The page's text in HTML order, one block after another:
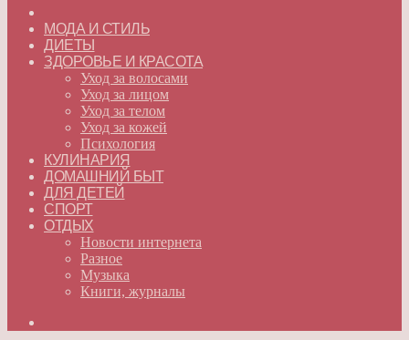
МОДА И СТИЛЬ
ДИЕТЫ
ЗДОРОВЬЕ И КРАСОТА
Уход за волосами
Уход за лицом
Уход за телом
Уход за кожей
Психология
КУЛИНАРИЯ
ДОМАШНИЙ БЫТ
ДЛЯ ДЕТЕЙ
СПОРТ
ОТДЫХ
Новости интернета
Разное
Музыка
Книги, журналы